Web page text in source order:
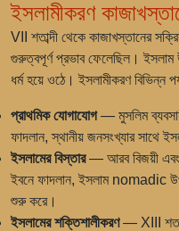
ইসলামীকরণ
VII শতাব্দী থেকে কাজাখস্তানের
গুরুত্বপূর্ণ প্রভাব ফেলেছিল।
ধর্ম হয়ে ওঠে। ইসলামীকরণ বিভিন্ন
প্রাথমিক যোগাযোগ— মুসলিম
ফাদলান, স্থানীয় জনসংখ্যার সাথে
ইসলামের বিস্তার— আরব বিজয়ী এবং
ইবনে ফাদলান, ইসলাম nomadic
শুরু করে।
ইসলামের শক্তিশালীকরণ— XIII